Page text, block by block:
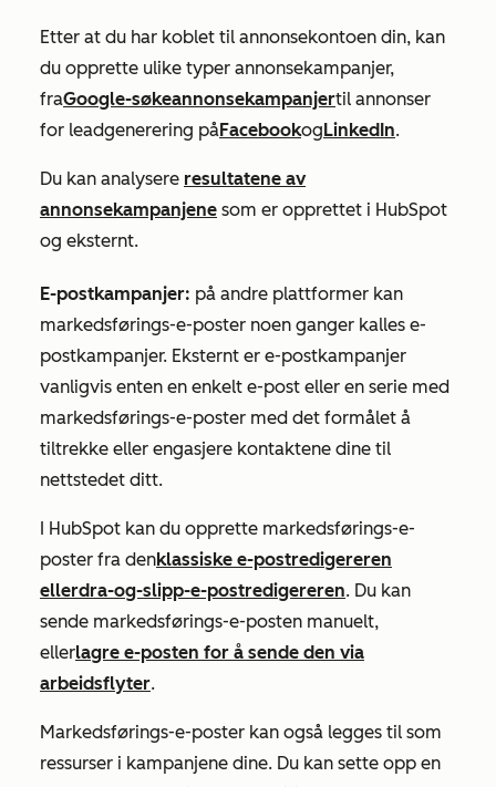
Etter at du har koblet til annonsekontoen din, kan
du opprette ulike typer annonsekampanjer,
fraGoogle-søkeannonsekampanjertil annonser
for leadgenerering påFacebookogLinkedIn.
Du kan analysere resultatene av
annonsekampanjene som er opprettet i HubSpot
og eksternt.
E-postkampanjer: på andre plattformer kan
markedsførings-e-poster noen ganger kalles e-
postkampanjer. Eksternt er e-postkampanjer
vanligvis enten en enkelt e-post eller en serie med
markedsførings-e-poster med det formålet å
tiltrekke eller engasjere kontaktene dine til
nettstedet ditt.
I HubSpot kan du opprette markedsførings-e-
poster fra denklassiske e-postredigereren
ellerdra-og-slipp-e-postredigereren. Du kan
sende markedsførings-e-posten manuelt,
ellerlagre e-posten for å sende den via
arbeidsflyter.
Markedsførings-e-poster kan også legges til som
ressurser i kampanjene dine. Du kan sette opp en